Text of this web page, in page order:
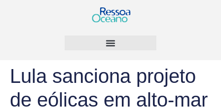
Lula sanciona projeto
de eólicas em alto-mar